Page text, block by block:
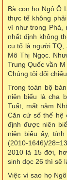
Bà con họ Ngô Ô
thực tế không
vì như trong Phả,
nhất định không
cụ tổ là người TQ,
Mô Thị Ngọc.
Trung Quốc vần
Chúng tôi đối
Trong toàn bộ
niên biểu là cha
Tuất, mất năm
Căn cứ số thế hệ
định được niên
niên biểu ấy,
(2010-1646)/
2010 là 15 đời,
sinh dọc 26 thì sẽ
Việc vì sao họ